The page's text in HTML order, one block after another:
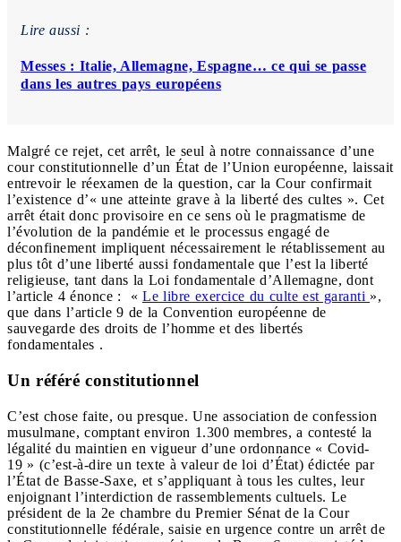
Lire aussi :
Messes : Italie, Allemagne, Espagne… ce qui se passe
dans les autres pays européens
Malgré ce rejet, cet arrêt, le seul à notre connaissance d’une
cour constitutionnelle d’un État de l’Union européenne, laissait
entrevoir le réexamen de la question, car la Cour confirmait
l’existence d’« une atteinte grave à la liberté des cultes ». Cet
arrêt était donc provisoire en ce sens où le pragmatisme de
l’évolution de la pandémie et le processus engagé de
déconfinement impliquent nécessairement le rétablissement au
plus tôt d’une liberté aussi fondamentale que l’est la liberté
religieuse, tant dans la Loi fondamentale d’Allemagne, dont
l’article 4 énonce : « Le libre exercice du culte est garanti »,
que dans l’article 9 de la Convention européenne de
sauvegarde des droits de l’homme et des libertés
fondamentales .
Un référé constitutionnel
C’est chose faite, ou presque. Une association de confession
musulmane, comptant environ 1.300 membres, a contesté la
légalité du maintien en vigueur d’une ordonnance « Covid-
19 » (c’est-à-dire un texte à valeur de loi d’État) édictée par
l’État de Basse-Saxe, et s’appliquant à tous les cultes, leur
enjoignant l’interdiction de rassemblements cultuels. Le
président de la 2e chambre du Premier Sénat de la Cour
constitutionnelle fédérale, saisie en urgence contre un arrêt de